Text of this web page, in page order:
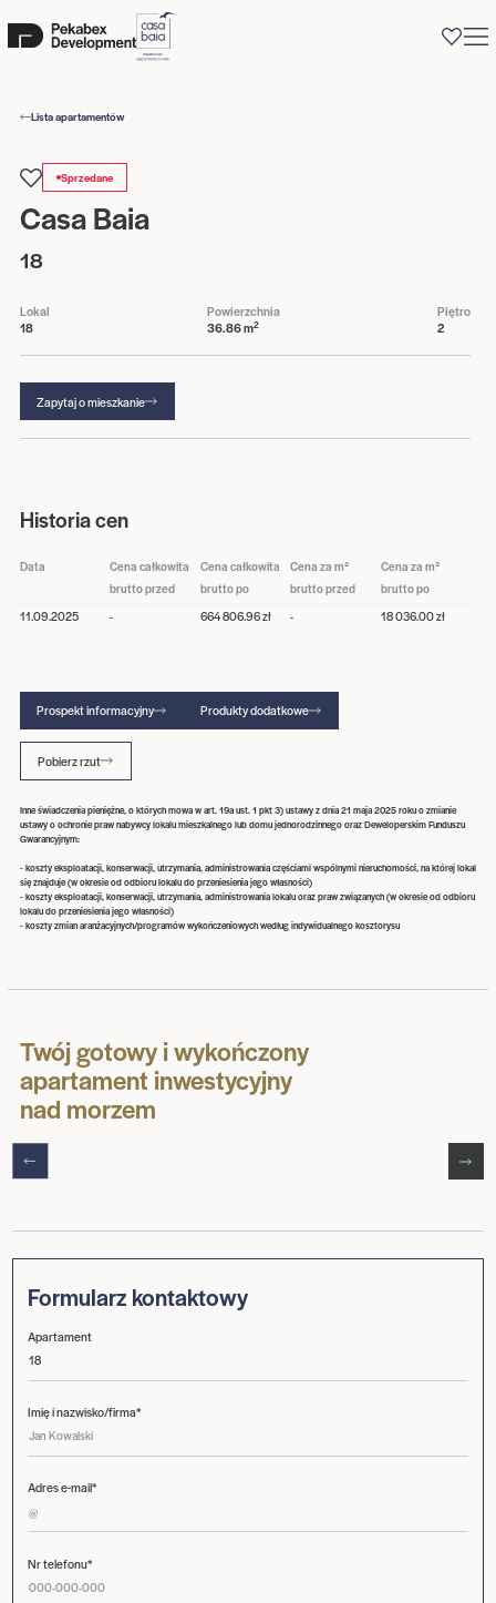
0
Lista apartamentów
Sprzedane
Casa Baia
18
Lokal
18
Powierzchnia
36.86 m2
Piętro
2
Zapytaj o mieszkanie
Historia cen
Data
Cena całkowita
brutto przed
Cena całkowita
brutto po
Cena za m²
brutto przed
Cena za m²
brutto po
11.09.2025
- 664 806.96 zł - 18 036.00 zł
Prospekt informacyjny Produkty dodatkowe
Pobierz rzut
Inne świadczenia pieniężne, o których mowa w art. 19a ust. 1 pkt 3) ustawy z dnia 21 maja 2025 roku o zmianie
ustawy o ochronie praw nabywcy lokalu mieszkalnego lub domu jednorodzinnego oraz Deweloperskim Funduszu
Gwarancyjnym:
- koszty eksploatacji, konserwacji, utrzymania, administrowania częściami wspólnymi nieruchomości, na której lokal
się znajduje (w okresie od odbioru lokalu do przeniesienia jego własności)
- koszty eksploatacji, konserwacji, utrzymania, administrowania lokalu oraz praw związanych (w okresie od odbioru
lokalu do przeniesienia jego własności)
- koszty zmian aranżacyjnych/programów wykończeniowych według indywidualnego kosztorysu
Twój gotowy i wykończony
apartament inwestycyjny
nad morzem
Formularz kontaktowy
Apartament
Imię i nazwisko/firma*
Adres e-mail*
Nr telefonu*